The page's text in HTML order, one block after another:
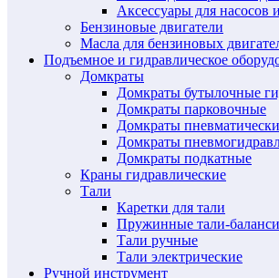
Аксессуары для насосов
Бензиновые двигатели
Масла для бензиновых
Подъемное и гидравлическое
Домкраты
Домкраты бутылочные
Домкраты парковочные
Домкраты
Домкраты
Домкраты подкатные
Краны гидравлические
Тали
Каретки для тали
Пружинные тали-
Тали ручные
Тали электрические
Ручной инструмент